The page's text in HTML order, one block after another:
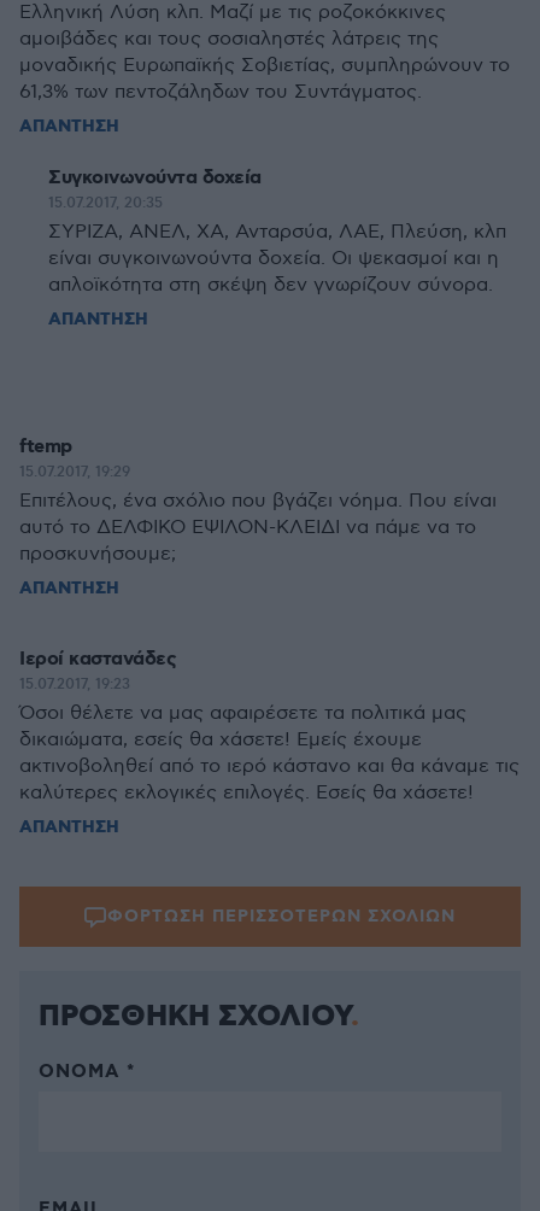
Ελληνική Λύση κλπ. Μαζί με τις ροζοκόκκινες
αμοιβάδες και τους σοσιαληστές λάτρεις της
μοναδικής Ευρωπαϊκής Σοβιετίας, συμπληρώνουν το
61,3% των πεντοζάληδων του Συντάγματος.
ΑΠΑΝΤΗΣΗ
Συγκοινωνούντα δοχεία
15.07.2017, 20:35
ΣΥΡΙΖΑ, ΑΝΕΛ, ΧΑ, Ανταρσύα, ΛΑΕ, Πλεύση, κλπ
είναι συγκοινωνούντα δοχεία. Οι ψεκασμοί και η
απλοϊκότητα στη σκέψη δεν γνωρίζουν σύνορα.
ΑΠΑΝΤΗΣΗ
ftemp
15.07.2017, 19:29
Επιτέλους, ένα σχόλιο που βγάζει νόημα. Που είναι
αυτό το ΔΕΛΦΙΚΟ ΕΨΙΛΟΝ-ΚΛΕΙΔΙ να πάμε να το
προσκυνήσουμε;
ΑΠΑΝΤΗΣΗ
Ιεροί καστανάδες
15.07.2017, 19:23
Όσοι θέλετε να μας αφαιρέσετε τα πολιτικά μας
δικαιώματα, εσείς θα χάσετε! Εμείς έχουμε
ακτινοβοληθεί από το ιερό κάστανο και θα κάναμε τις
καλύτερες εκλογικές επιλογές. Εσείς θα χάσετε!
ΑΠΑΝΤΗΣΗ
ΦΟΡΤΩΣΗ ΠΕΡΙΣΣΟΤΕΡΩΝ ΣΧΟΛΙΩΝ
ΠΡΟΣΘΗΚΗ ΣΧΟΛΙΟΥ
ΌΝΟΜΑ *